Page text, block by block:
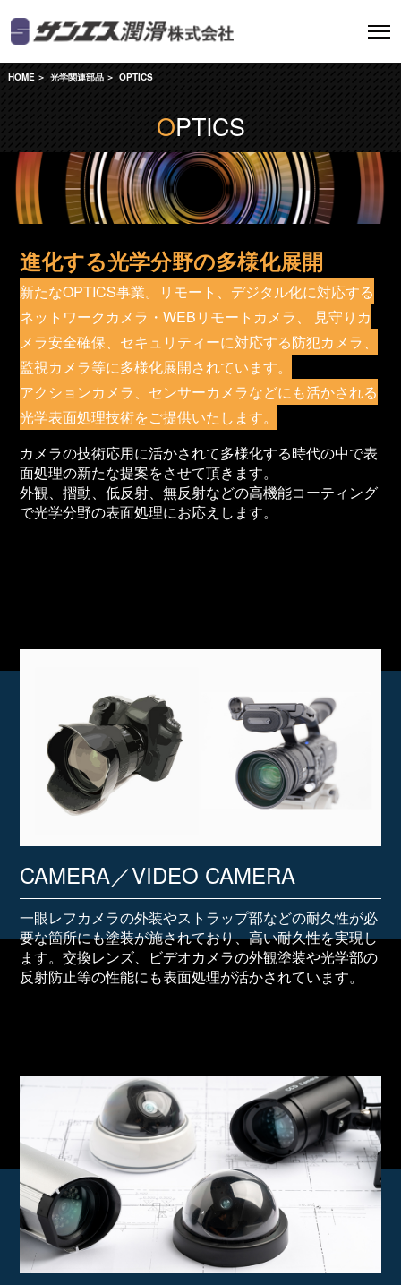
OPTICS
HOME 光学関連部品 OPTICS
進化する光学分野の多様化展開
新たなOPTICS事業。リモート、デジタル化に対応する
ネットワークカメラ・WEBリモートカメラ、 見守りカ
メラ安全確保、セキュリティーに対応する防犯カメラ、
監視カメラ等に多様化展開されています。
アクションカメラ、センサーカメラなどにも活かされる
光学表面処理技術をご提供いたします。
カメラの技術応用に活かされて多様化する時代の中で表
面処理の新たな提案をさせて頂きます。
外観、摺動、低反射、無反射などの高機能コーティング
で光学分野の表面処理にお応えします。
CAMERA／VIDEO CAMERA
一眼レフカメラの外装やストラップ部などの耐久性が必
要な箇所にも塗装が施されており、高い耐久性を実現し
ます。交換レンズ、ビデオカメラの外観塗装や光学部の
反射防止等の性能にも表面処理が活かされています。